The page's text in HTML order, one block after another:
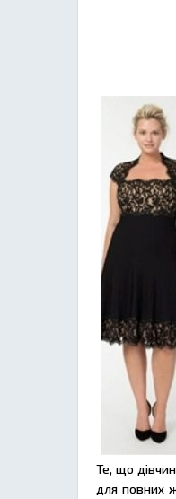
Те, що
для повних